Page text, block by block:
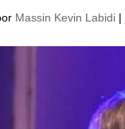
Massin Kevin Labidi|